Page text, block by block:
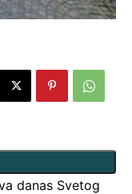
danas Svetog